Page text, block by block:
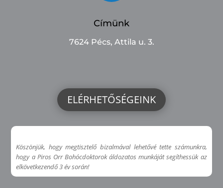
Címünk
7624 Pécs, Attila u. 3.
ELÉRHETŐSÉGEINK
Köszönjük, hogy megtisztelő bizalmával lehetővé tette számunkra,
hogy a Piros Orr Bohócdoktorok áldozatos munkáját segíthessük az
elkövetkezendő 3 év során!